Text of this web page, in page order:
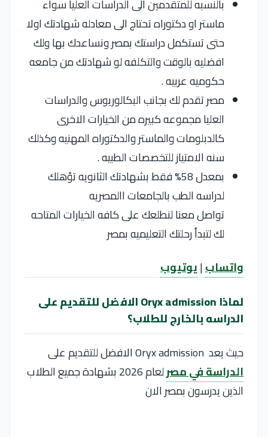
بالنسبه للمتقدمين الى الدراسات العليا سواء
ماستر او دكتوراه تحتاج الى معادله شهادتك اولا
حتى تستكمل دراستك بمصر ونساعدك بها ولك
افضليه بالوقت والتكلفه لو شهادتك من جامعه
حكوميه عربيه .
مصر تقدم لك بجانب البكالوريوس والدراسات
العليا مجموعه كبيره من الخيارات الاخرى
كالدبلومات والماستر والدكتوراه المهنيه وكذلك
سنه الامتياز للتخصصات الطبيه .
بمعدل 58% فقط بشهادتك الثانويه تؤهلك
لدراسه الطب بالجامعات االمصريه
تواصل معنا لنطلعك على كافه الخيارات المتاحه
لك لتبدأ رحلتك التعليميه بمصر
واتساب|يوتيوب
لماذا Oryx admission الافضل للتقديم على
الدراسه بالخارج للطلاب؟
حيث يعد Oryx admission الافضل للتقديم على
الدراسة في مصر
لعام 2026 بشهادة جميع الطلاب
الذين يدرسون بمصر الان